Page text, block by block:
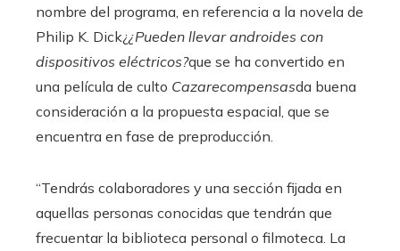
nombre del programa, en referencia a la novela de
Philip K. Dick¿¿Pueden llevar androides con
dispositivos eléctricos?que se ha convertido en
una película de culto Cazarecompensasda buena
consideración a la propuesta espacial, que se
encuentra en fase de preproducción.
“Tendrás colaboradores y una sección fijada en
aquellas personas conocidas que tendrán que
frecuentar la biblioteca personal o filmoteca. La